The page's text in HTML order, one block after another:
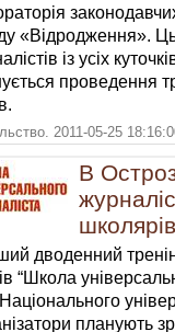
«Відродження».
із усіх
проведення
2011-05-25
В
школярів
дводенний
“Школа
планують